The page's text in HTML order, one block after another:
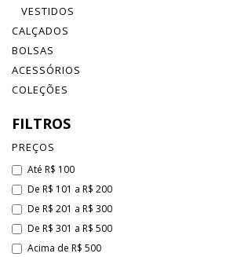
VESTIDOS
CALÇADOS
BOLSAS
ACESSÓRIOS
COLEÇÕES
FILTROS
PREÇOS
Até R$ 100
De R$ 101 a R$ 200
De R$ 201 a R$ 300
De R$ 301 a R$ 500
Acima de R$ 500